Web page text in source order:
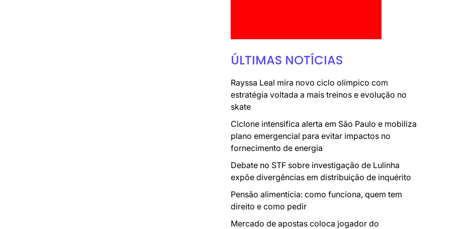
ÚLTIMAS NOTÍCIAS
Rayssa Leal mira novo ciclo olímpico com
estratégia voltada a mais treinos e evolução no
skate
Ciclone intensifica alerta em São Paulo e mobiliza
plano emergencial para evitar impactos no
fornecimento de energia
Debate no STF sobre investigação de Lulinha
expõe divergências em distribuição de inquérito
Pensão alimentícia: como funciona, quem tem
direito e como pedir
Mercado de apostas coloca jogador do